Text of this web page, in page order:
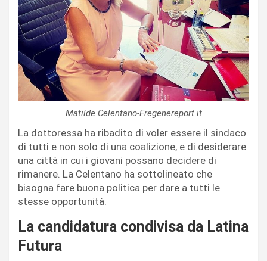
Matilde Celentano-Fregenereport.it
La dottoressa ha ribadito di voler essere il sindaco
di tutti e non solo di una coalizione, e di desiderare
una città in cui i giovani possano decidere di
rimanere. La Celentano ha sottolineato che
bisogna fare buona politica per dare a tutti le
stesse opportunità.
La candidatura condivisa da Latina
Futura